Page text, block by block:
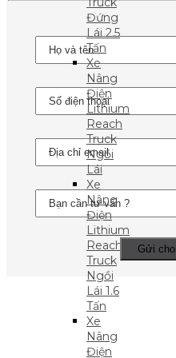
Đứng
Lái 2.5
Tấn
Xe
Nâng
Điện
Lithium
Reach
Truck
Ngồi
Lái
Xe
Nâng
Điện
Lithium
Reach
Truck
Ngồi
Lái 1.6
Tấn
Xe
Nâng
Điện